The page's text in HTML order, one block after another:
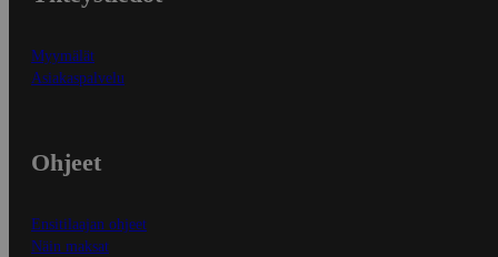
Myymälät
Asiakaspalvelu
Ohjeet
Ensitilaajan ohjeet
Näin maksat